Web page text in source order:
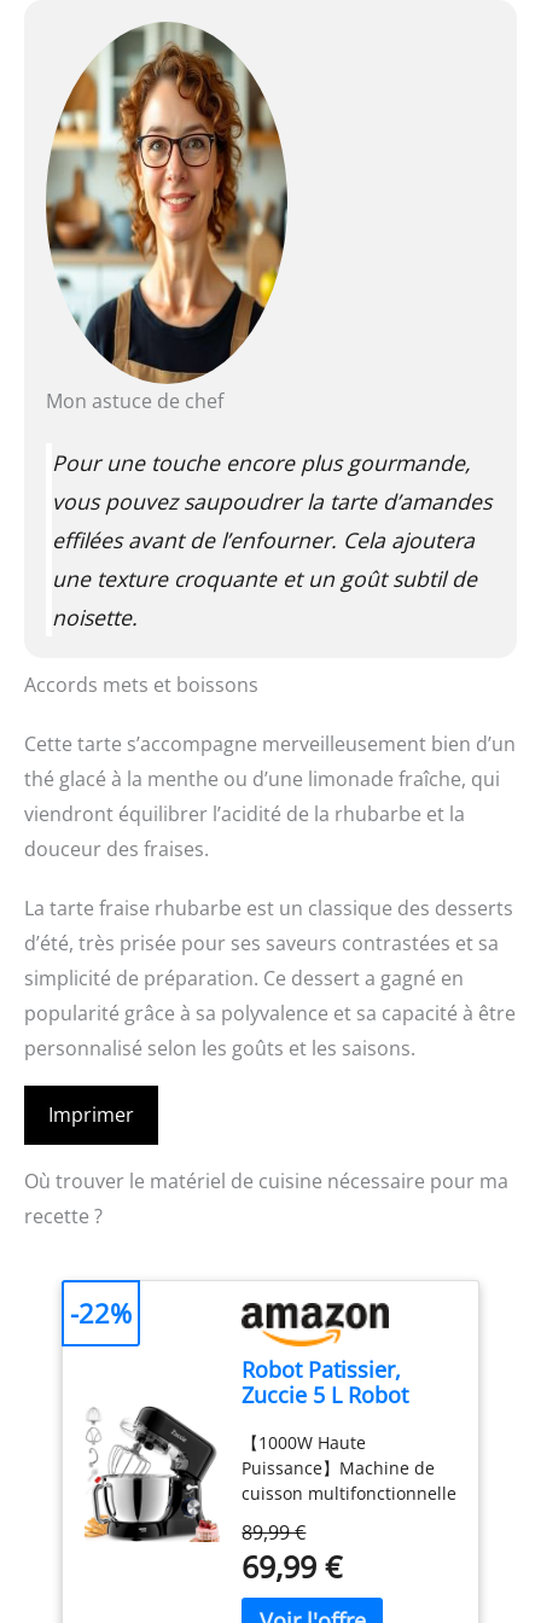
Mon astuce de chef
Pour une touche encore plus gourmande,
vous pouvez saupoudrer la tarte d’amandes
effilées avant de l’enfourner. Cela ajoutera
une texture croquante et un goût subtil de
noisette.
Accords mets et boissons
Cette tarte s’accompagne merveilleusement bien d’un
thé glacé à la menthe ou d’une limonade fraîche, qui
viendront équilibrer l’acidité de la rhubarbe et la
douceur des fraises.
La tarte fraise rhubarbe est un classique des desserts
d’été, très prisée pour ses saveurs contrastées et sa
simplicité de préparation. Ce dessert a gagné en
popularité grâce à sa polyvalence et sa capacité à être
personnalisé selon les goûts et les saisons.
Imprimer
Où trouver le matériel de cuisine nécessaire pour ma
recette ?
Robot Patissier,
Zuccie 5 L Robot
Robot Cuisine avec
Fouet, Batteur,
Crochet, Bol d'Acier
Inoxydable et Pare-
éclaboussures, 8+P
Vitesses Robot
Pétrin Professionnel
【1000W Haute
Puissance】Machine de
cuisson multifonctionnelle
1000W, efficacité de
pétrissage élevée,
formation rapide de film
89,99 €
69,99 €
-22%